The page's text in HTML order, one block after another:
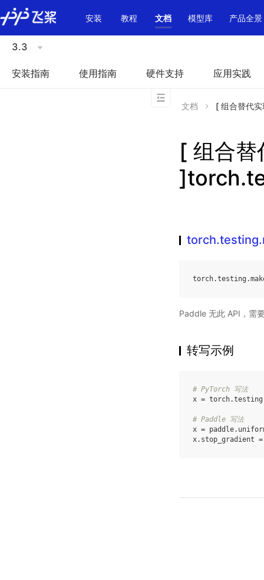
\u200E
安装
教程 文档 模型库 产品全景
3.3
安装指南 使用指南 硬件支持 应用实践
文档 [ 组合替代
[ 组合替
torch.testing .
Paddle 无此 API，需
转写示例
# PyTorch 写法
x = torch.testing
# Paddle 写法
x = paddle.
x. stop_gradient =